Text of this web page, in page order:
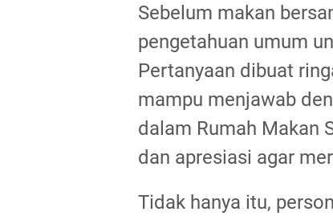
Sebelum makan
pengetahuan umum
Pertanyaan dibuat
mampu menjawab
dalam Rumah Makan
dan apresiasi agar
Tidak hanya itu,